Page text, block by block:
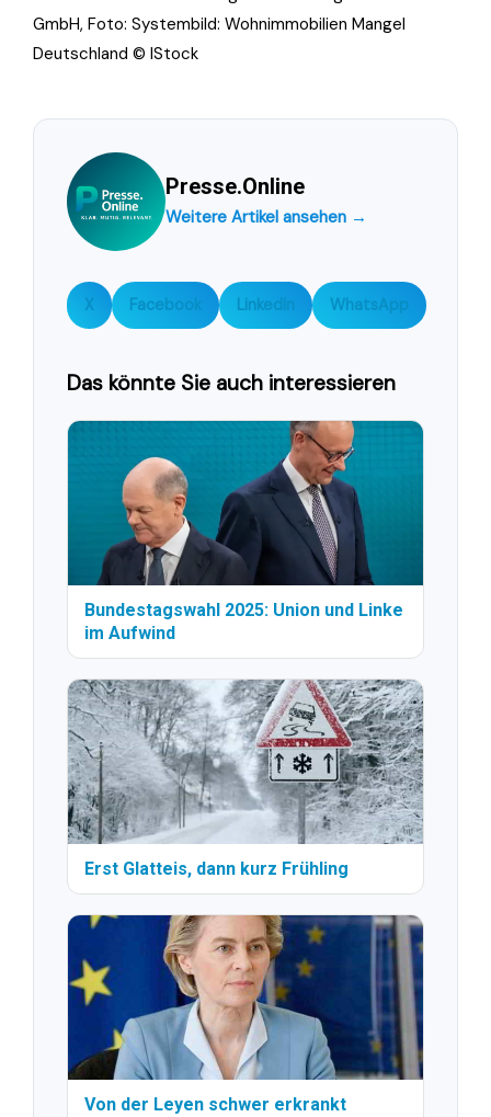
GmbH, Foto: Systembild: Wohnimmobilien Mangel
Deutschland © IStock
Presse.Online
Weitere Artikel ansehen →
X Facebook LinkedIn WhatsApp
Das könnte Sie auch interessieren
Bundestagswahl 2025: Union und Linke
im Aufwind
Erst Glatteis, dann kurz Frühling
Von der Leyen schwer erkrankt